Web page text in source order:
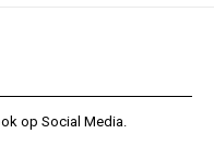
op Social Media.